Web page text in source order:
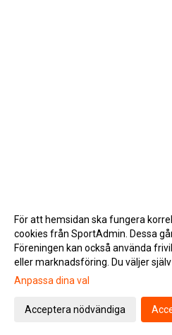
Gå till Webbversion
För att hemsidan ska fungera
cookies från SportAdmin. Dessa
Föreningen kan också använda
eller marknadsföring. Du väljer
Anpassa dina val
Acceptera nödvändiga